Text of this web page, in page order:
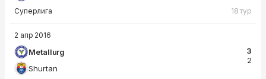
Суперлига 18 тур
2 апр 2016
Metallurg
Shurtan
3
2